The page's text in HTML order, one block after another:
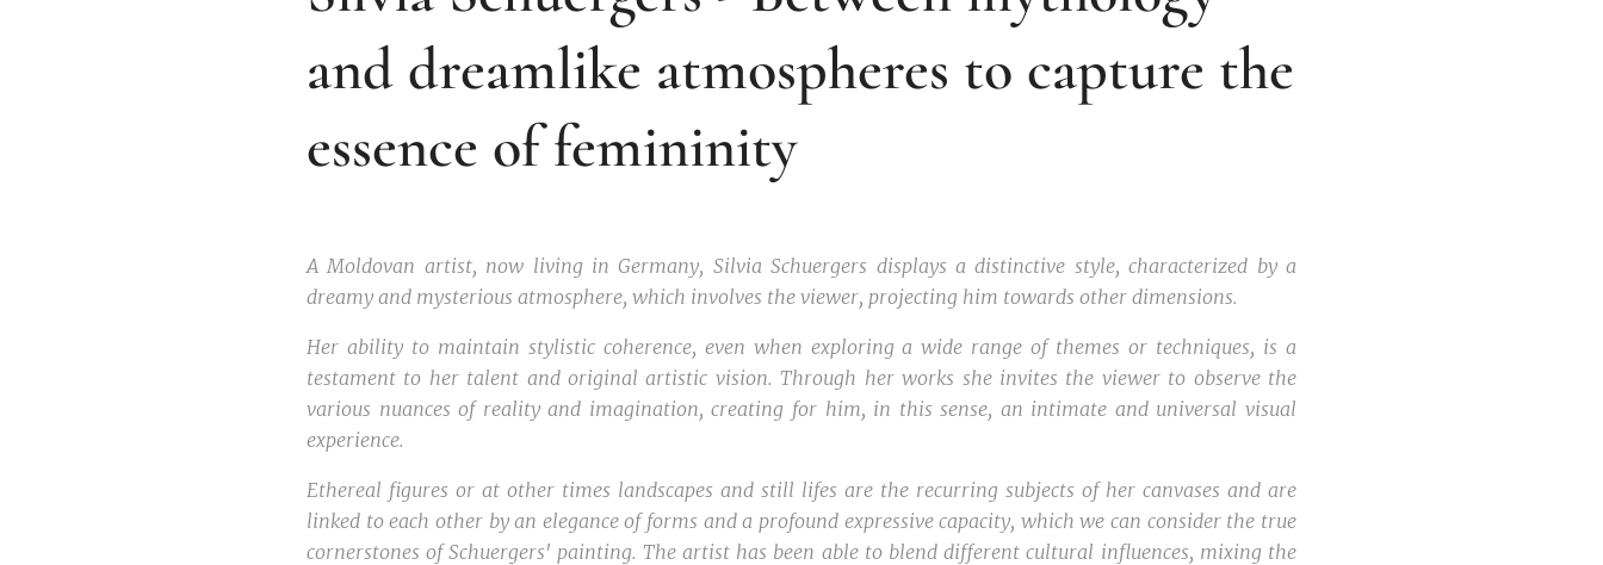
and dreamlike atmospheres to capture the
essence of femininity
A Moldovan artist, now living in Germany, Silvia Schuergers displays a distinctive style, characterized by a
dreamy and mysterious atmosphere, which involves the viewer, projecting him towards other dimensions.
Her ability to maintain stylistic coherence, even when exploring a wide range of themes or techniques, is a
testament to her talent and original artistic vision. Through her works she invites the viewer to observe the
various nuances of reality and imagination, creating for him, in this sense, an intimate and universal visual
experience.
Ethereal figures or at other times landscapes and still lifes are the recurring subjects of her canvases and are
linked to each other by an elegance of forms and a profound expressive capacity, which we can consider the true
cornerstones of Schuergers' painting. The artist has been able to blend different cultural influences, mixing the